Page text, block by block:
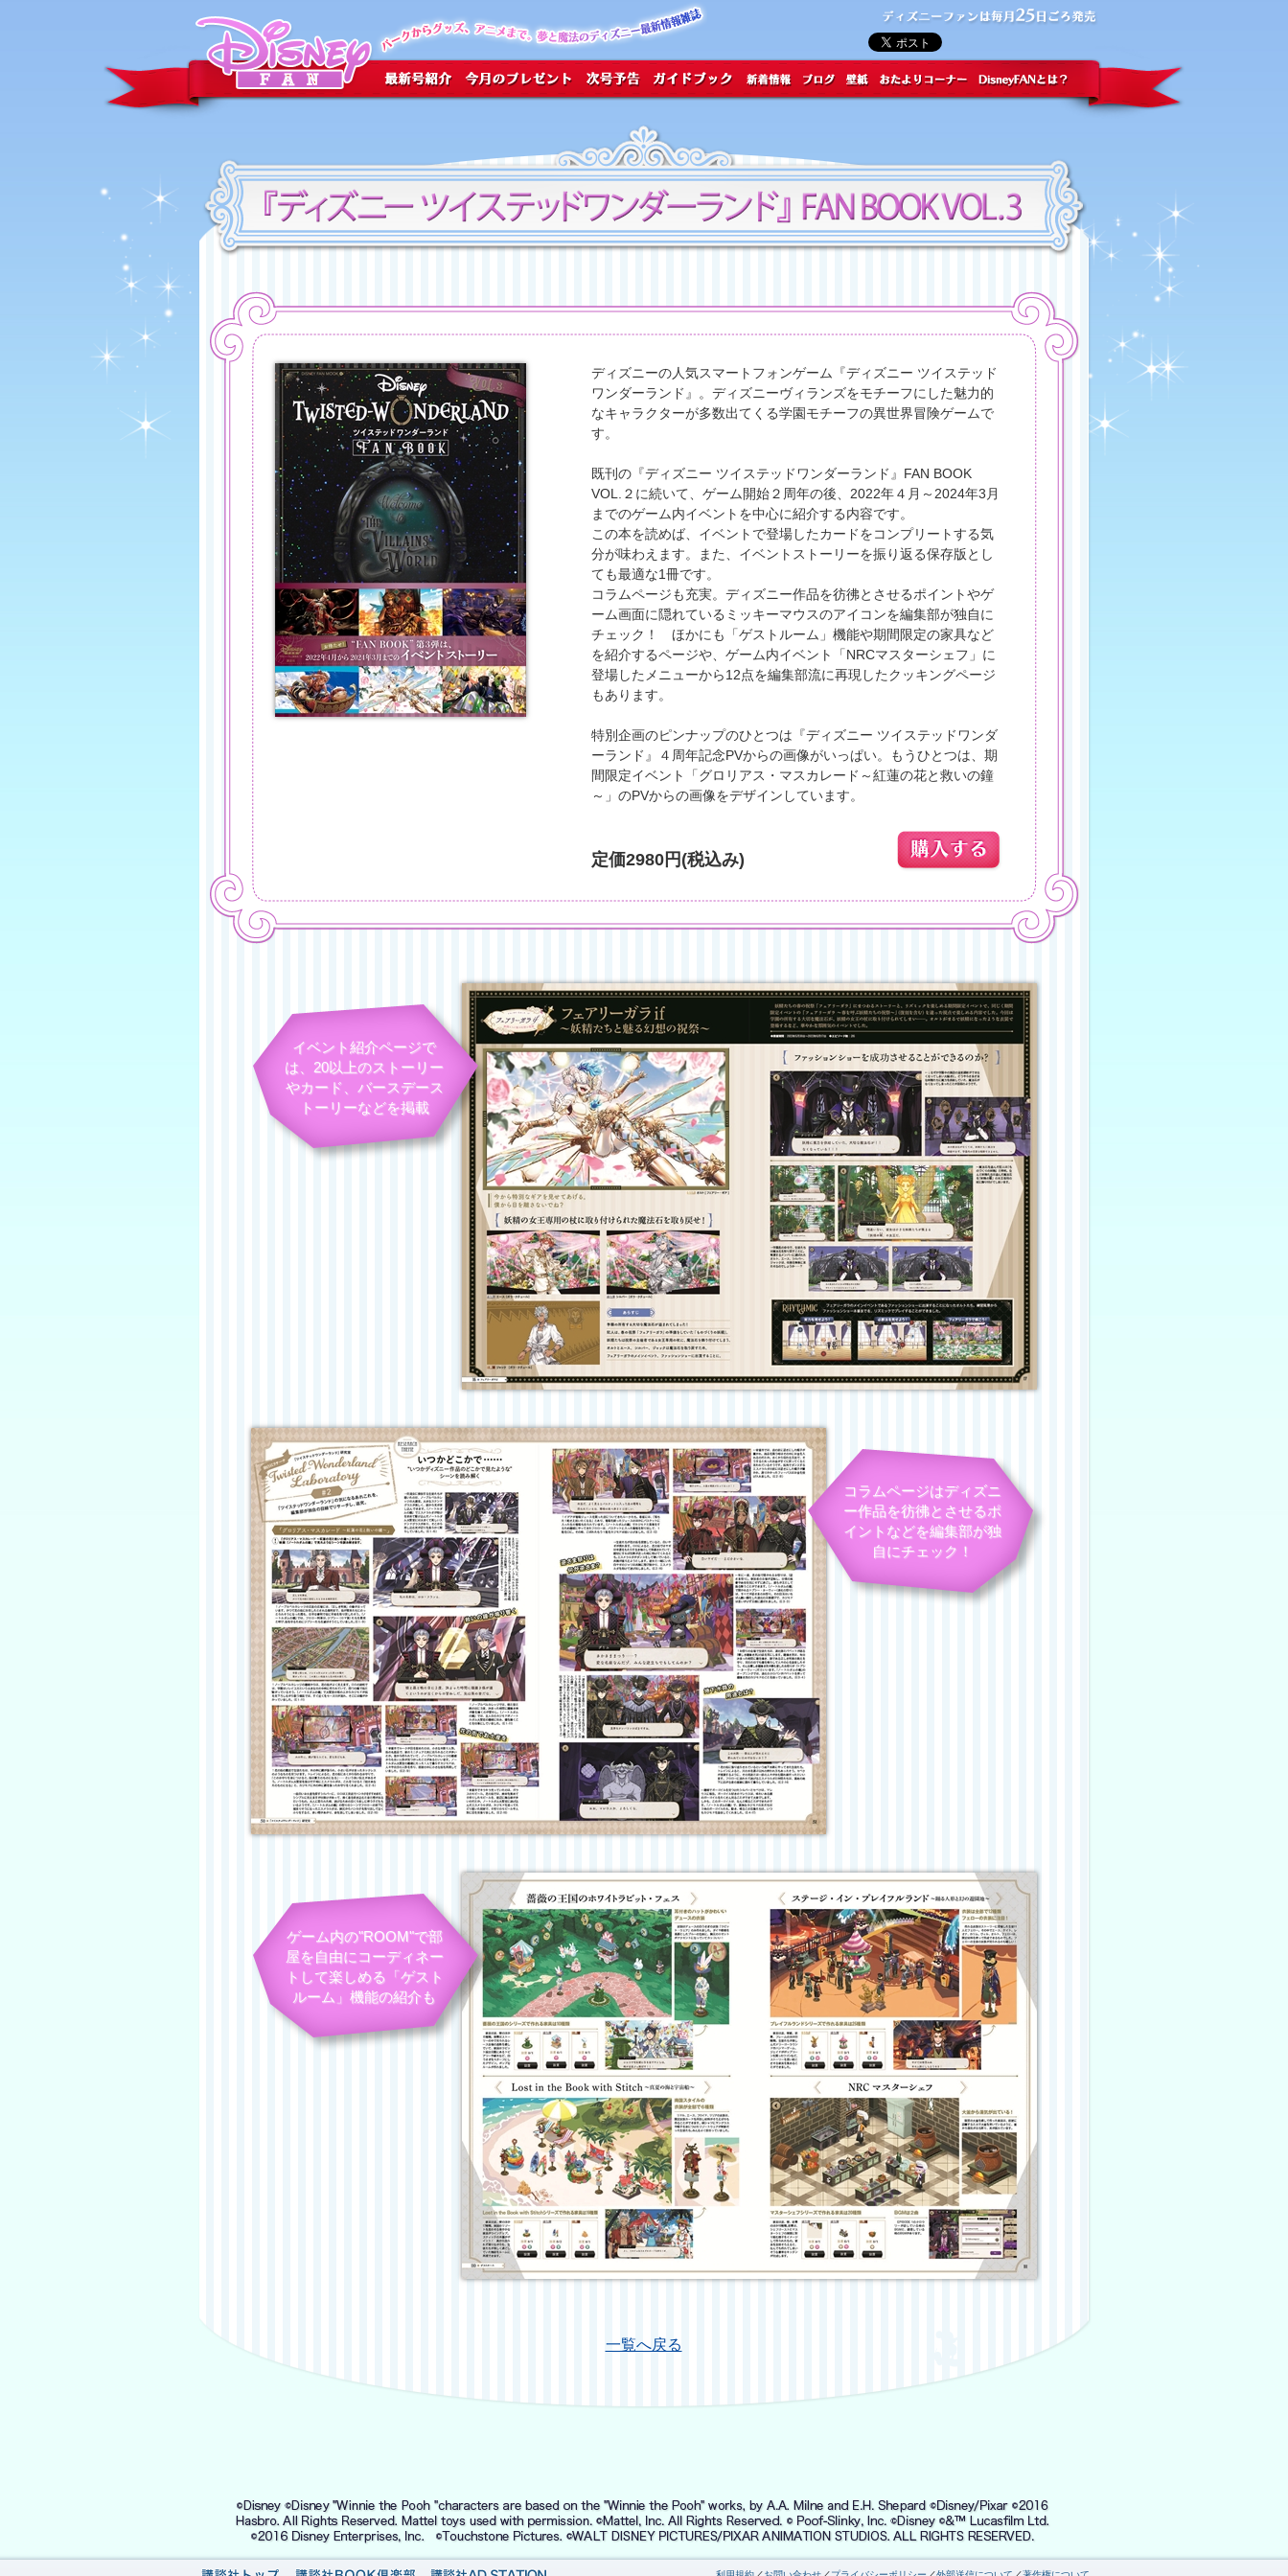
定価2980円(税込み)
ディズニーの人気スマートフォンゲーム『ディズニー ツイステッド
ワンダーランド』。ディズニーヴィランズをモチーフにした魅力的
なキャラクターが多数出てくる学園モチーフの異世界冒険ゲームで
す。
既刊の『ディズニー ツイステッドワンダーランド』FAN BOOK
VOL.２に続いて、ゲーム開始２周年の後、2022年４月～2024年3月
までのゲーム内イベントを中心に紹介する内容です。
この本を読めば、イベントで登場したカードをコンプリートする気
分が味わえます。また、イベントストーリーを振り返る保存版とし
ても最適な1冊です。
コラムページも充実。ディズニー作品を彷彿とさせるポイントやゲ
ーム画面に隠れているミッキーマウスのアイコンを編集部が独自に
チェック！ ほかにも「ゲストルーム」機能や期間限定の家具など
を紹介するページや、ゲーム内イベント「NRCマスターシェフ」に
登場したメニューから12点を編集部流に再現したクッキングページ
もあります。
特別企画のピンナップのひとつは『ディズニー ツイステッドワンダ
ーランド』４周年記念PVからの画像がいっぱい。もうひとつは、期
間限定イベント「グロリアス・マスカレード～紅蓮の花と救いの鐘
～」のPVからの画像をデザインしています。
イベント紹介ページで
は、20以上のストーリー
やカード、バースデース
トーリーなどを掲載
コラムページはディズニ
ー作品を彷彿とさせるポ
イントなどを編集部が独
自にチェック！
ゲーム内の"ROOM"で部
屋を自由にコーディネー
トして楽しめる「ゲスト
ルーム」機能の紹介も
一覧へ戻る